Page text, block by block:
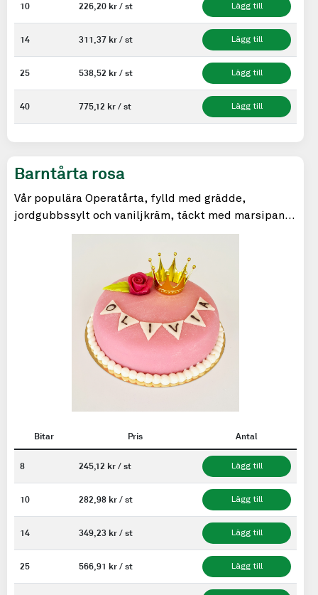
10 226,20 kr / st Lägg till
14 311,37 kr / st Lägg till
25 538,52 kr / st Lägg till
40 775,12 kr / st Lägg till
Barntårta rosa
Vår populära Operatårta, fylld med grädde,
jordgubbssylt och vaniljkräm, täckt med marsipan
och ett puder av florsocker.
Bitar Pris Antal
8 245,12 kr / st Lägg till
10 282,98 kr / st Lägg till
14 349,23 kr / st Lägg till
25 566,91 kr / st Lägg till